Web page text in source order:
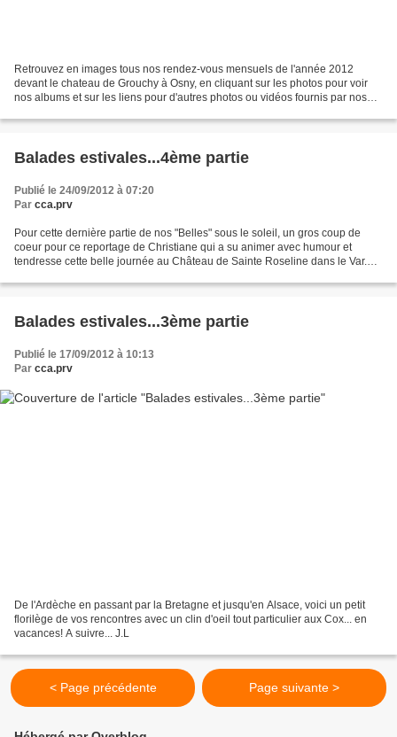
Retrouvez en images tous nos rendez-vous mensuels de l'année 2012
devant le chateau de Grouchy à Osny, en cliquant sur les photos pour voir
nos albums et sur les liens pour d'autres photos ou vidéos fournis par nos
Balades estivales...4ème partie
Publié le 24/09/2012 à 07:20
Par cca.prv
Pour cette dernière partie de nos "Belles" sous le soleil, un gros coup de
coeur pour ce reportage de Christiane qui a su animer avec humour et
tendresse cette belle journée au Château de Sainte Roseline dans le Var.
Balades estivales...3ème partie
Publié le 17/09/2012 à 10:13
Par cca.prv
De l'Ardèche en passant par la Bretagne et jusqu'en Alsace, voici un petit
florilège de vos rencontres avec un clin d'oeil tout particulier aux Cox... en
vacances! A suivre... J.L
< Page précédente Page suivante >